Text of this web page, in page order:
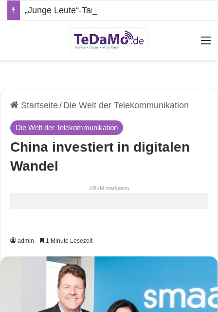
Startseite/ Die Welt der Telekommunikation
Die Welt der Telekommunikation
China investiert in digitalen
Wandel
ARKM.marketing
admin 1 Minute Lesezeit